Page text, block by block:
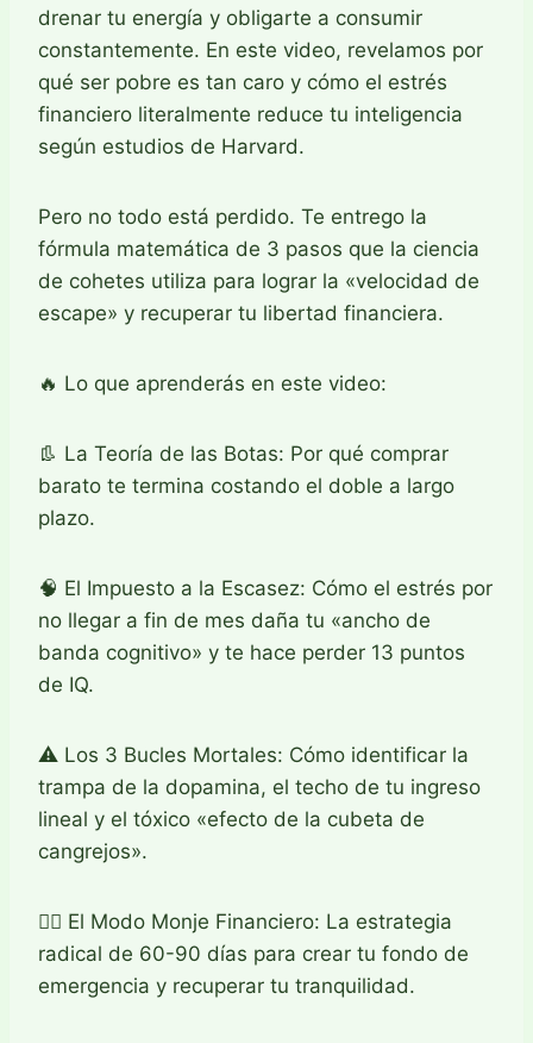
drenar tu energía y obligarte a consumir
constantemente. En este video, revelamos por
qué ser pobre es tan caro y cómo el estrés
financiero literalmente reduce tu inteligencia
según estudios de Harvard.
Pero no todo está perdido. Te entrego la
fórmula matemática de 3 pasos que la ciencia
de cohetes utiliza para lograr la «velocidad de
escape» y recuperar tu libertad financiera.
🔥 Lo que aprenderás en este video:
👢 La Teoría de las Botas: Por qué comprar
barato te termina costando el doble a largo
plazo.
🧠 El Impuesto a la Escasez: Cómo el estrés por
no llegar a fin de mes daña tu «ancho de
banda cognitivo» y te hace perder 13 puntos
de IQ.
⚠️ Los 3 Bucles Mortales: Cómo identificar la
trampa de la dopamina, el techo de tu ingreso
lineal y el tóxico «efecto de la cubeta de
cangrejos».
🧘‍♂️ El Modo Monje Financiero: La estrategia
radical de 60-90 días para crear tu fondo de
emergencia y recuperar tu tranquilidad.